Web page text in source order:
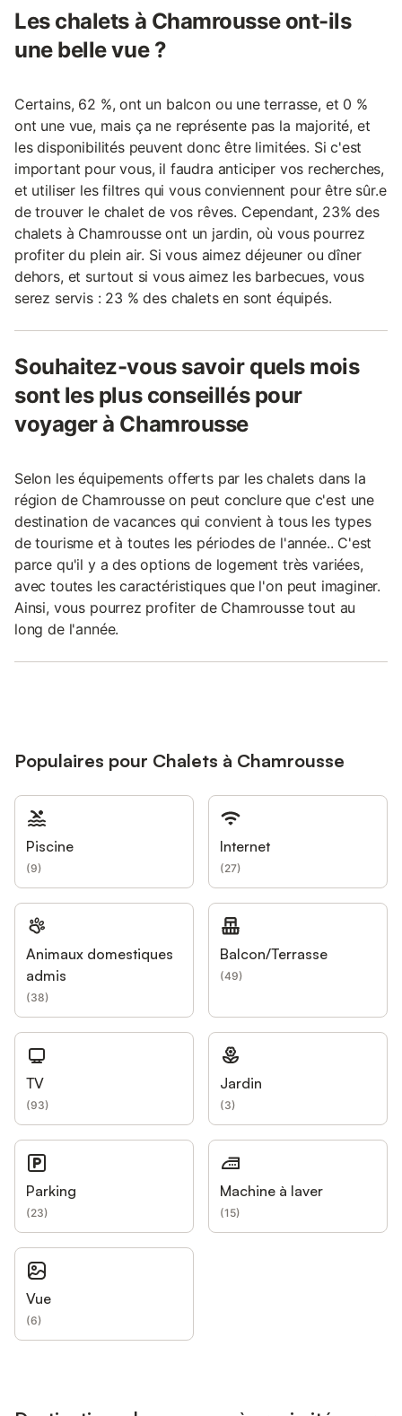
Les chalets à Chamrousse ont-ils
une belle vue ?
Certains, 62 %, ont un balcon ou une terrasse, et 0 %
ont une vue, mais ça ne représente pas la majorité, et
les disponibilités peuvent donc être limitées. Si c'est
important pour vous, il faudra anticiper vos recherches,
et utiliser les filtres qui vous conviennent pour être sûr.e
de trouver le chalet de vos rêves. Cependant, 23% des
chalets à Chamrousse ont un jardin, où vous pourrez
profiter du plein air. Si vous aimez déjeuner ou dîner
dehors, et surtout si vous aimez les barbecues, vous
serez servis : 23 % des chalets en sont équipés.
Souhaitez-vous savoir quels mois
sont les plus conseillés pour
voyager à Chamrousse
Selon les équipements offerts par les chalets dans la
région de Chamrousse on peut conclure que c'est une
destination de vacances qui convient à tous les types
de tourisme et à toutes les périodes de l'année.. C'est
parce qu'il y a des options de logement très variées,
avec toutes les caractéristiques que l'on peut imaginer.
Ainsi, vous pourrez profiter de Chamrousse tout au
long de l'année.
Populaires pour Chalets à Chamrousse
Piscine
(9)
Internet
(27)
Animaux domestiques
admis
(38)
Balcon/Terrasse
(49)
TV
(93)
Jardin
(3)
Parking
(23)
Machine à laver
(15)
Vue
(6)